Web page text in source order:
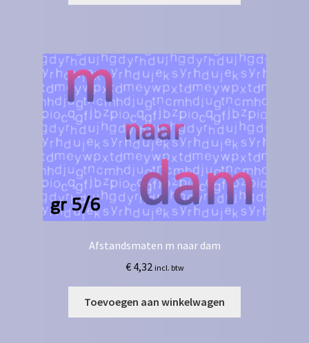
Afstandsmaten m naar dam
€4,32 incl. btw
Toevoegen aan winkelwagen